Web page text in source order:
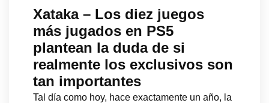
Xataka – Los diez juegos
más jugados en PS5
plantean la duda de si
realmente los exclusivos son
tan importantes
Tal día como hoy, hace exactamente un año, la